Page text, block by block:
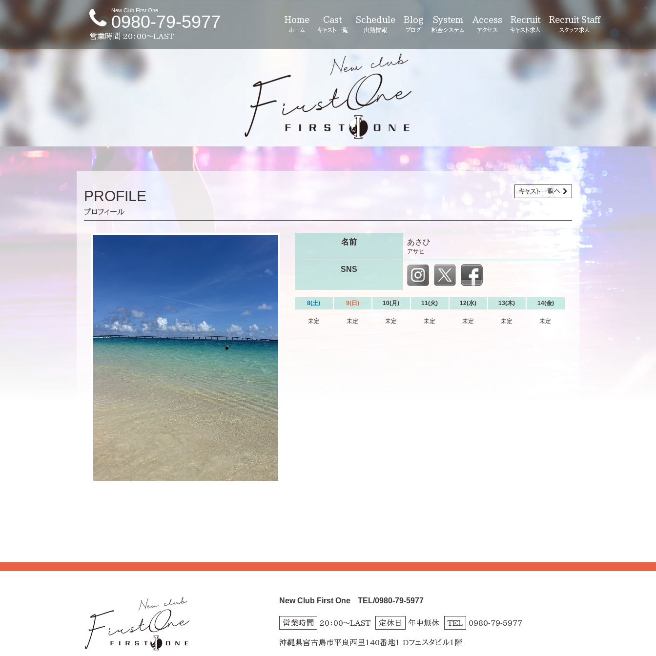
New Club First One
0980-79-5977
営業時間 20：00～LAST
Home
ホーム
Cast
キャスト一覧
Schedule
出勤情報
Blog
ブログ
System
料金システム
Access
アクセス
Recruit
キャスト求人
Recruit Staff
スタッフ求人
PROFILE
プロフィール
キャスト一覧へ
名前 あさひ
アサヒ
SNS
8(土) 9(日) 10(月) 11(火) 12(水) 13(木) 14(金)
未定 未定 未定 未定 未定 未定 未定
New Club First One TEL/0980-79-5977
営業時間 20：00～LAST 定休日 年中無休 TEL 0980-79-5977
沖縄県宮古島市平良西里140番地1 Dフェスタビル1階